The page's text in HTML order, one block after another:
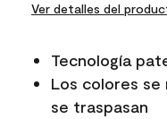
Ver detalles del
Tecnología
Los colores se
se traspasan